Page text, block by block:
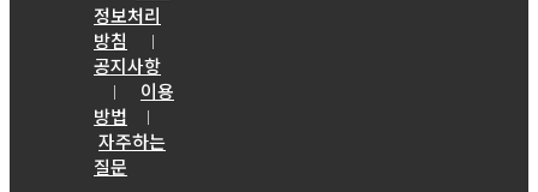
정보처리
방침
｜
공지사항
｜
이용
방법
｜
자주하는
질문